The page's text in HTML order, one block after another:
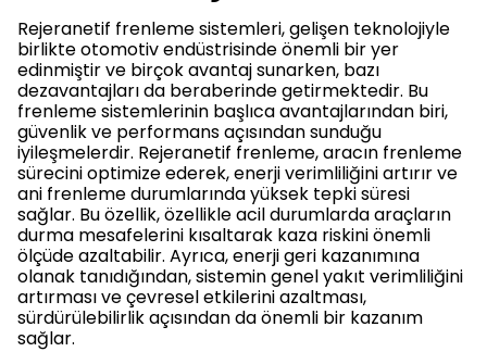
Rejeranetif frenleme sistemleri, gelişen teknolojiyle
birlikte otomotiv endüstrisinde önemli bir yer
edinmiştir ve birçok avantaj sunarken, bazı
dezavantajları da beraberinde getirmektedir. Bu
frenleme sistemlerinin başlıca avantajlarından biri,
güvenlik ve performans açısından sunduğu
iyileşmelerdir. Rejeranetif frenleme, aracın frenleme
sürecini optimize ederek, enerji verimliliğini artırır ve
ani frenleme durumlarında yüksek tepki süresi
sağlar. Bu özellik, özellikle acil durumlarda araçların
durma mesafelerini kısaltarak kaza riskini önemli
ölçüde azaltabilir. Ayrıca, enerji geri kazanımına
olanak tanıdığından, sistemin genel yakıt verimliliğini
artırması ve çevresel etkilerini azaltması,
sürdürülebilirlik açısından da önemli bir kazanım
sağlar.